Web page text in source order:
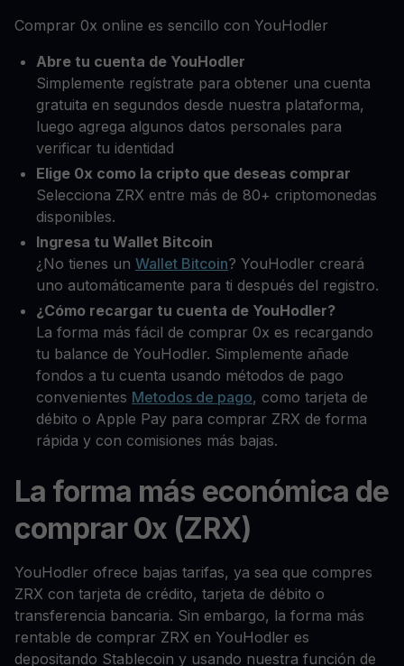
Comprar 0x online es sencillo con YouHodler
Abre tu cuenta de YouHodler
Simplemente regístrate para obtener una cuenta
gratuita en segundos desde nuestra plataforma,
luego agrega algunos datos personales para
verificar tu identidad
Elige 0x como la cripto que deseas comprar
Selecciona ZRX entre más de 80+ criptomonedas
disponibles.
Ingresa tu Wallet Bitcoin
¿No tienes un Wallet Bitcoin? YouHodler creará
uno automáticamente para ti después del registro.
¿Cómo recargar tu cuenta de YouHodler?
La forma más fácil de comprar 0x es recargando
tu balance de YouHodler. Simplemente añade
fondos a tu cuenta usando métodos de pago
convenientes Metodos de pago, como tarjeta de
débito o Apple Pay para comprar ZRX de forma
rápida y con comisiones más bajas.
La forma más económica de
comprar 0x (ZRX)
YouHodler ofrece bajas tarifas, ya sea que compres
ZRX con tarjeta de crédito, tarjeta de débito o
transferencia bancaria. Sin embargo, la forma más
rentable de comprar ZRX en YouHodler es
depositando Stablecoin y usando nuestra función de